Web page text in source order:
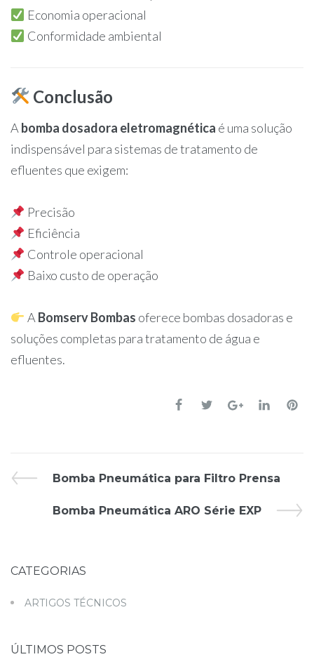
Economia operacional
Conformidade ambiental
Conclusão
A bomba dosadora eletromagnética é uma solução
indispensável para sistemas de tratamento de
efluentes que exigem:
Precisão
Eficiência
Controle operacional
Baixo custo de operação
A Bomserv Bombas oferece bombas dosadoras e
soluções completas para tratamento de água e
efluentes.
Bomba Pneumática para Filtro Prensa
Bomba Pneumática ARO Série EXP
CATEGORIAS
ARTIGOS TÉCNICOS
ÚLTIMOS POSTS